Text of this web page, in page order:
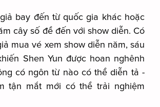
bay đến từ quốc gia khác hoặc
cây số để đến với show diễn. Có
mua vé xem show diễn năm, sáu
Shen Yun được hoan nghênh
có ngôn từ nào có thể diễn tả -
tận mắt mới có thể trải nghiệm